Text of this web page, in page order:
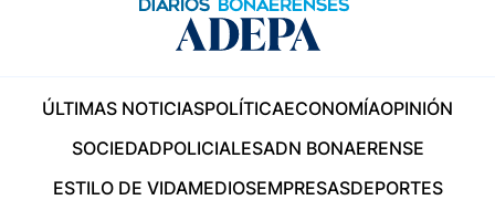
ÚLTIMAS NOTICIASPOLÍTICAECONOMÍAOPINIÓN
SOCIEDADPOLICIALESADN BONAERENSE
ESTILO DE VIDAMEDIOSEMPRESASDEPORTES